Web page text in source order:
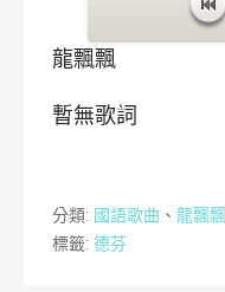
龍飄飄
暫無歌詞
分類: 國語歌曲 、 龍飄飄
標籤: 德芬